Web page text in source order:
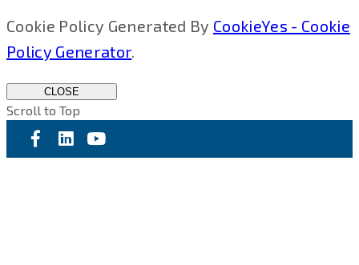
Cookie Policy Generated By CookieYes - Cookie
Policy Generator.
CLOSE
Scroll to Top